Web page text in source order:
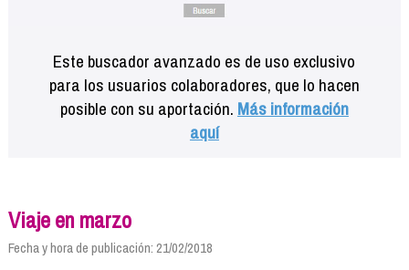
Este buscador avanzado es de uso exclusivo
para los usuarios colaboradores, que lo hacen
posible con su aportación. Más información
aquí
Viaje en marzo
Fecha y hora de publicación: 21/02/2018